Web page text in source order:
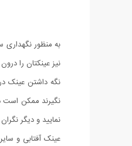
به منظور نگهداری
نیز عینکتان را
نگه داشتن عینک
نگیرند ممکن است
نمایید و دیگر
عینک آفتابی و